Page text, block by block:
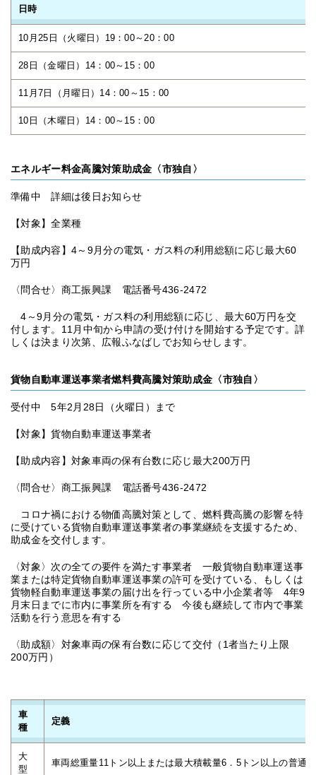
日時
10月25日（火曜日）19：00～20：00
28日（金曜日）14：00～15：00
11月7日（月曜日）14：00～15：00
10日（木曜日）14：00～15：00
エネルギー料金高騰対策助成金〈市独自〉
準備中 詳細は後日お知らせ
【対象】全業種
【助成内容】4～9月分の電気・ガス料の利用総額に応じ最大60
万円
〈問合せ〉商工振興課 電話番号436-2472
4～9月分の電気・ガス料の利用総額に応じ、最大60万円を交
付します。11月中旬から申請の受け付けを開始する予定です。詳
しくは決まり次第、広報ふなばしでお知らせします。
貨物自動車運送事業者燃料費高騰対策助成金〈市独自〉
受付中 5年2月28日（火曜日）まで
【対象】貨物自動車運送事業者
【助成内容】対象車両の保有台数に応じ最大200万円
〈問合せ〉商工振興課 電話番号436-2472
コロナ禍における物価高騰対策として、燃料費高騰の影響を特
に受けている貨物自動車運送事業者の事業継続を支援するため、
助成金を交付します。
〈対象〉次の全ての要件を満たす事業者 一般貨物自動車運送事
業または特定貨物自動車運送事業の許可を受けている、もしくは
貨物軽自動車運送事業の届け出を行っている中小企業者等 4年9
月末日までに市内に事業所を有する 今後も継続して市内で事業
活動を行う意思を有する
〈助成額〉対象車両の保有台数に応じて交付（1者当たり上限
200万円）
車
種
定義
大
型
車両総重量11トン以上または最大積載量6．5トン以上の普通